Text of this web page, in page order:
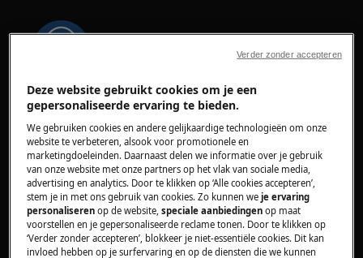
Draag veiligheidsbrillen als u onderhouds- of
herstelwerkzaamheden uitvoert waarbij veren
betrokken zijn.
WAARSCHUWING!RISICO OP BRANDWONDEN
Deze website gebruikt cookies om je een
gepersonaliseerde ervaring te bieden.
We gebruiken cookies en andere gelijkaardige technologieën om onze
website te verbeteren, alsook voor promotionele en
marketingdoeleinden. Daarnaast delen we informatie over je gebruik
van onze website met onze partners op het vlak van sociale media,
advertising en analytics. Door te klikken op ‘Alle cookies accepteren’,
stem je in met ons gebruik van cookies. Zo kunnen weje ervaring
personaliseren op de website,speciale aanbiedingen op maat
voorstellen en je gepersonaliseerde reclame tonen. Door te klikken op
‘Verder zonder accepteren’, blokkeer je niet-essentiële cookies. Dit kan
invloed hebben op je surfervaring en op de diensten die we kunnen
Verder zonder accepteren